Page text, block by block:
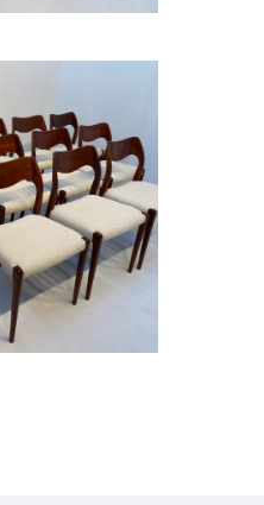
BY NIELS